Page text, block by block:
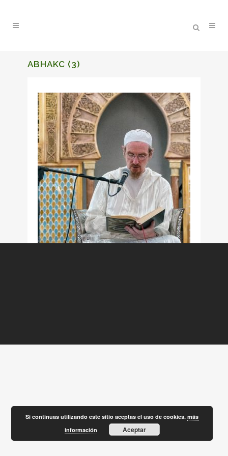
ABHAKC (3)
Si continuas utilizando este sitio aceptas el uso de cookies.más
información
Aceptar